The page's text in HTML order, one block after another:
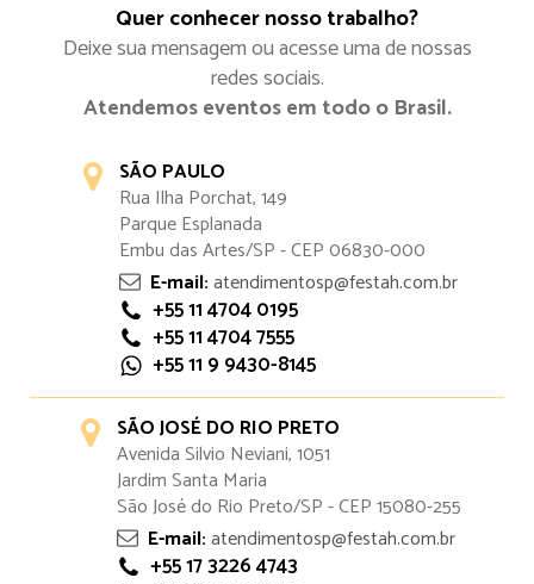
Quer conhecer nosso trabalho?
Deixe sua mensagem ou acesse uma de nossas
redes sociais.
Atendemos eventos em todo o Brasil.
SÃO PAULO
Rua Ilha Porchat, 149
Parque Esplanada
Embu das Artes/SP - CEP 06830-000
E-mail:atendimentosp@festah.com.br
+55 11 4704 0195
+55 11 4704 7555
+55 11 9 9430-8145
SÃO JOSÉ DO RIO PRETO
Avenida Silvio Neviani, 1051
Jardim Santa Maria
São José do Rio Preto/SP - CEP 15080-255
E-mail:atendimentosp@festah.com.br
+55 17 3226 4743